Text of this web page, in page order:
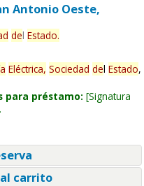
Antonio Oeste,
del Estado.
Eléctrica, Sociedad del Estado,
para préstamo: Signatura
carrito